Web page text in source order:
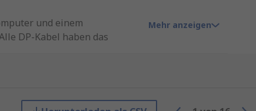
und einem
DP-Kabel haben das
Mehr anzeigen